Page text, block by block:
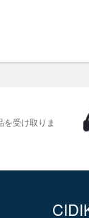
受け取りま